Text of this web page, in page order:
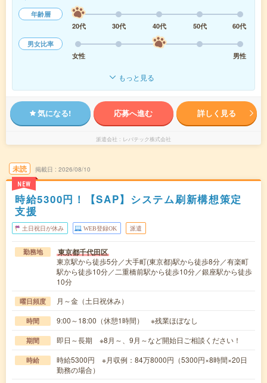
年齢層
20代
30代 40代 50代
60代
男女比率
女性
男性
もっと見る
気になる! 応募へ進む 詳しく見る
派遣会社 レバテック株式会社
未読
NEW
掲載日 2026/08/10
時給5300円！【SAP】システム刷新構想策定
支援
土日祝日が休み WEB登録OK 派遣
勤務地 東京都千代田区
東京駅から徒歩5分／大手町(東京都)駅から徒歩8分／有楽町
駅から徒歩10分／二重橋前駅から徒歩10分／銀座駅から徒歩
10分
曜日頻度 月～金（土日祝休み）
時間 9:00～18:00（休憩1時間） ※残業ほぼなし
期間 即日～長期 ※8月～、9月～など開始日ご相談ください！
時給
時給5300円 ※月収例：84万8000円（5300円×8時間×20日
勤務の場合）